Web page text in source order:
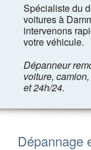
Spécialiste du
voitures à
intervenons
votre véhicule.
Dépanneur
voiture,
et 24h/24.
Dépannage